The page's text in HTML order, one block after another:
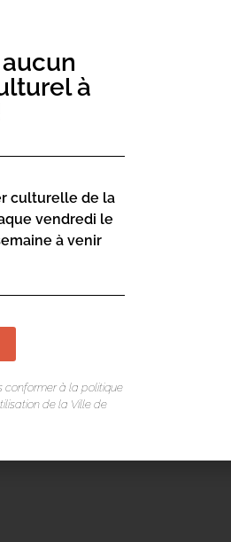
/ Réalisation Corsicaweb
à
culturelle de la
vendredi le
à venir
conformer à la politique
de la Ville de